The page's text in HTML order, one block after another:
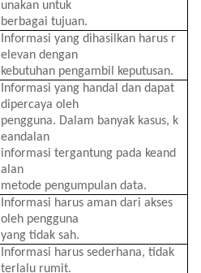
unakan untuk
berbagai tujuan.
Informasi yangdihasilkan harus r
elevan dengan
kebutuhan pengambil keputusan.
Informasi yang handal dan dapat
dipercaya oleh
pengguna. Dalam banyak kasus, k
eandalan
informasi tergantung pada keand
alan
metode pengumpulan data.
Informasi harus aman dari akses
oleh pengguna
yangtidak sah.
Informasi harus sederhana,tidak
terlalu rumit.